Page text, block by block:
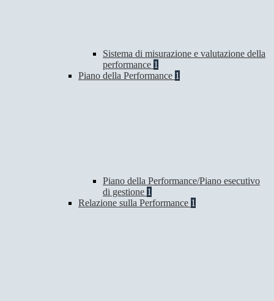
Sistema di misurazione e valutazione della
performance 1
Piano della Performance 1
Piano della Performance/Piano esecutivo
di gestione 1
Relazione sulla Performance 1